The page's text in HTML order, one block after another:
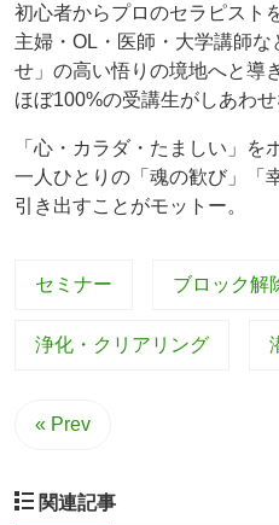
初心者からプロのセラピスト
主婦・OL・医師・大学講師
せ」の高い悟りの境地へと導
ほぼ100%の受講生がしあわせ
「心・カラダ・たましい」を
一人ひとりの「魂の歓び」「
引き出すことがモットー。
セミナー ブロック解
浄化・クリアリング
« Prev
関連記事